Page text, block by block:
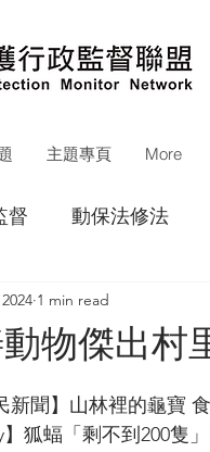
主題專頁 More
督 動保法修法
收容所網站評鑑
聯盟 其他議題
物傑出村
1 min read
新聞】山林裡的龜寶
】狐蝠「剩不到200隻